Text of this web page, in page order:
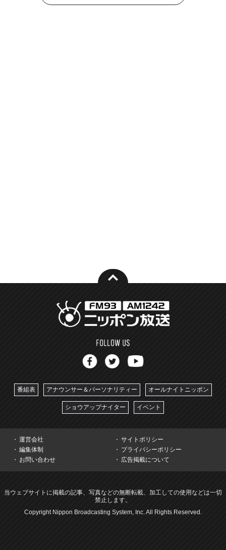
番組表 アナウンサー＆パーソナリティー オールナイトニッポン
ショウアップナイター イベント
運営会社
サイトポリシー
編集体制
プライバシーポリシー
お問い合わせ
広告掲載について
当ウェブサイトに掲載の記事、写真などの無断転載、加工しての使用などは一切
禁止します。
Copyright Nippon Broadcasting System, Inc. All Rights Reserved.